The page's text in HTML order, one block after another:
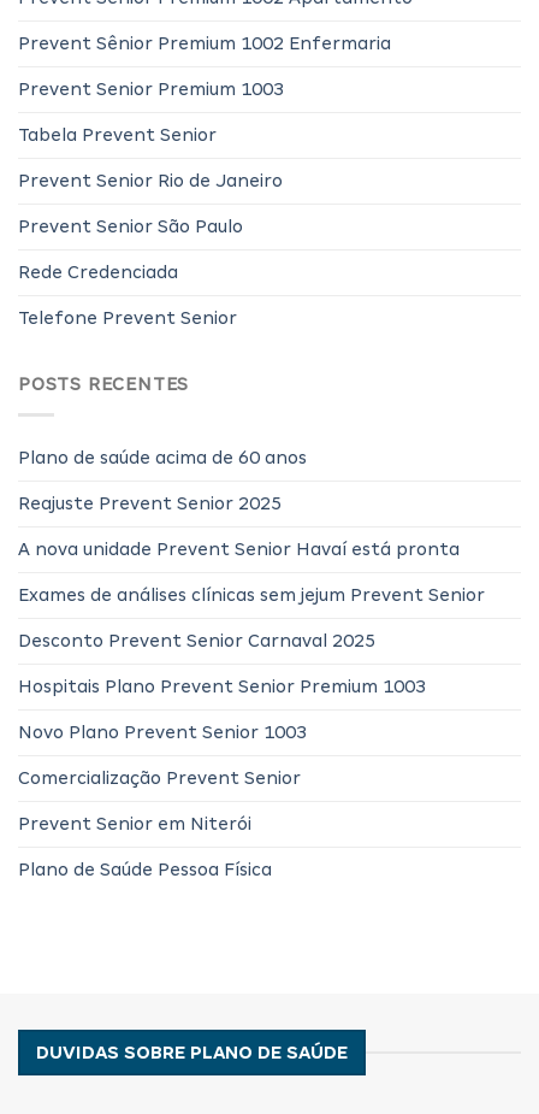
Prevent Sênior Premium 1002 Enfermaria
Prevent Senior Premium 1003
Tabela Prevent Senior
Prevent Senior Rio de Janeiro
Prevent Senior São Paulo
Rede Credenciada
Telefone Prevent Senior
POSTS RECENTES
Plano de saúde acima de 60 anos
Reajuste Prevent Senior 2025
A nova unidade Prevent Senior Havaí está pronta
Exames de análises clínicas sem jejum Prevent Senior
Desconto Prevent Senior Carnaval 2025
Hospitais Plano Prevent Senior Premium 1003
Novo Plano Prevent Senior 1003
Comercialização Prevent Senior
Prevent Senior em Niterói
Plano de Saúde Pessoa Física
DUVIDAS SOBRE PLANO DE SAÚDE